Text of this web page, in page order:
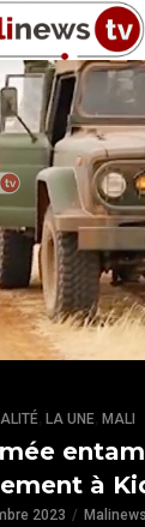
, LA UNE, MALI
à
2023 Malinews